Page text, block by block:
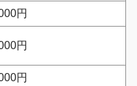
円
円
円